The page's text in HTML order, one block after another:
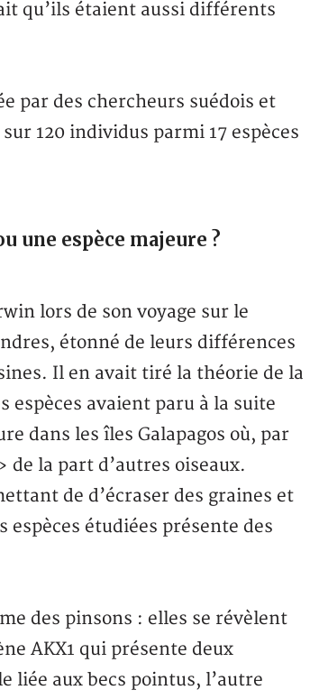
qu’ils étaient aussi différents
par des chercheurs suédois et
120 individus parmi 17 espèces
une espèce majeure ?
lors de son voyage sur le
étonné de leurs différences
Il en avait tiré la théorie de la
avaient paru à la suite
dans les îles Galapagos où, par
la part d’autres oiseaux.
de d’écraser des graines et
espèces étudiées présente des
des pinsons : elles se révèlent
AKX1 qui présente deux
liée aux becs pointus, l’autre